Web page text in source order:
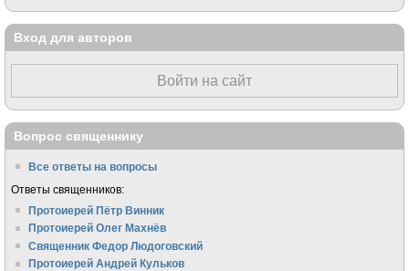
Вход для авторов
Войти на сайт
Вопрос священнику
Все ответы на вопросы
Ответы священников:
Протоиерей Пётр Винник
Протоиерей Олег Махнёв
Священник Федор Людоговский
Протоиерей Андрей Кульков